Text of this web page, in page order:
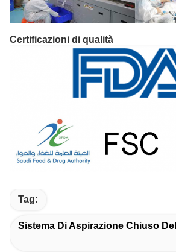
Certificazioni di qualità
Tag:
Sistema Di Aspirazione Chiuso